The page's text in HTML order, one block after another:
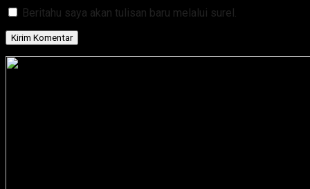
Beritahu saya akan tulisan baru melalui surel.